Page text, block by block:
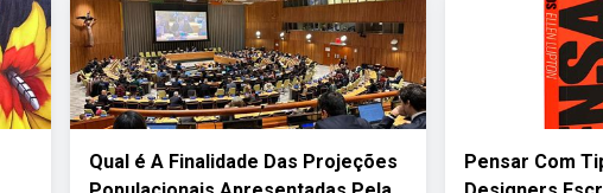
Qual é A Finalidade Das Projeções
Pensar Com